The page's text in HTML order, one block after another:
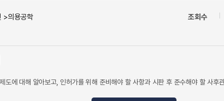
>의용공학
조회수
도에 대해 알아보고, 인허가를 위해 준비해야 할 사항과 시판 후 준수해야 할 사후